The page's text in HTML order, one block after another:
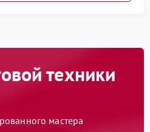
техники
мастера